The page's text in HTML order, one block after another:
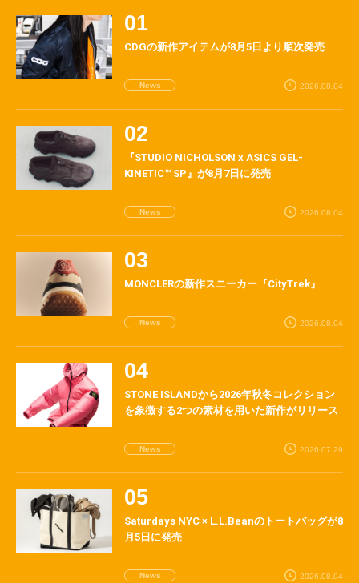
CDGの新作アイテムが8月5日より順次発売
News 2026.08.04
『STUDIO NICHOLSON x ASICS GEL-
KINETIC™ SP』が8月7日に発売
News 2026.08.04
MONCLERの新作スニーカー『CityTrek』
News 2026.08.04
STONE ISLANDから2026年秋冬コレクション
を象徴する2つの素材を用いた新作がリリース
News 2026.07.29
Saturdays NYC × L.L.Beanのトートバッグが8
月5日に発売
News 2026.08.04